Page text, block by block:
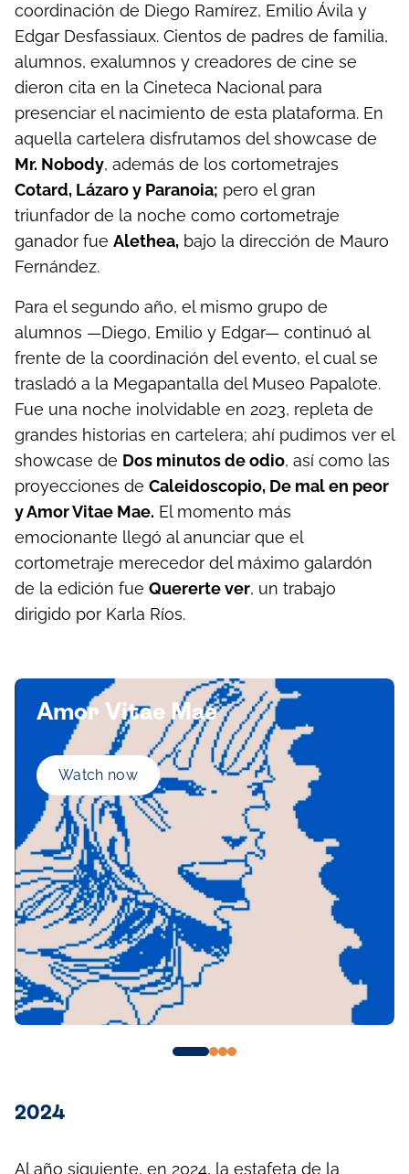
coordinación de Diego Ramírez, Emilio Ávila y
Edgar Desfassiaux. Cientos de padres de familia,
alumnos, exalumnos y creadores de cine se
dieron cita en la Cineteca Nacional para
presenciar el nacimiento de esta plataforma. En
aquella cartelera disfrutamos del showcase de
Mr. Nobody, además de los cortometrajes
Cotard, Lázaro y Paranoia; pero el gran
triunfador de la noche como cortometraje
ganador fue Alethea, bajo la dirección de Mauro
Fernández.
Para el segundo año, el mismo grupo de
alumnos —Diego, Emilio y Edgar— continuó al
frente de la coordinación del evento, el cual se
trasladó a la Megapantalla del Museo Papalote.
Fue una noche inolvidable en 2023, repleta de
grandes historias en cartelera; ahí pudimos ver el
showcase de Dos minutos de odio, así como las
proyecciones de Caleidoscopio, De mal en peor
y Amor Vitae Mae. El momento más
emocionante llegó al anunciar que el
cortometraje merecedor del máximo galardón
de la edición fue Quererte ver, un trabajo
dirigido por Karla Ríos.
Amor Vitae Mae
Watch now
2024
Al año siguiente, en 2024, la estafeta de la